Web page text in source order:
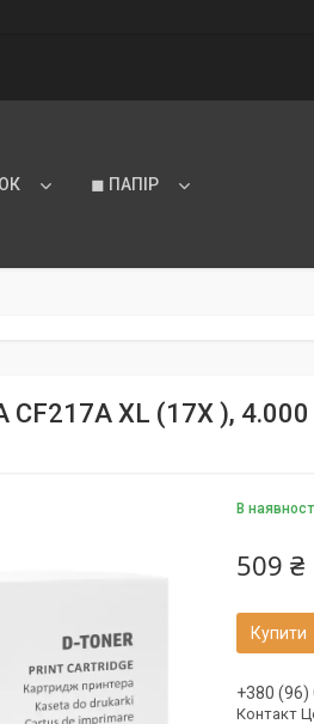
◼ ПАПІР
XL (17X ),
В
509 ₴
Купити
+380
Контакт